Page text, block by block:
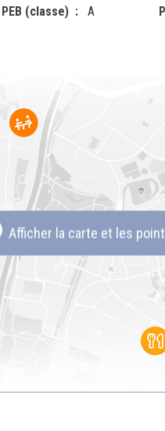
(classe) A
Afficher la carte et les